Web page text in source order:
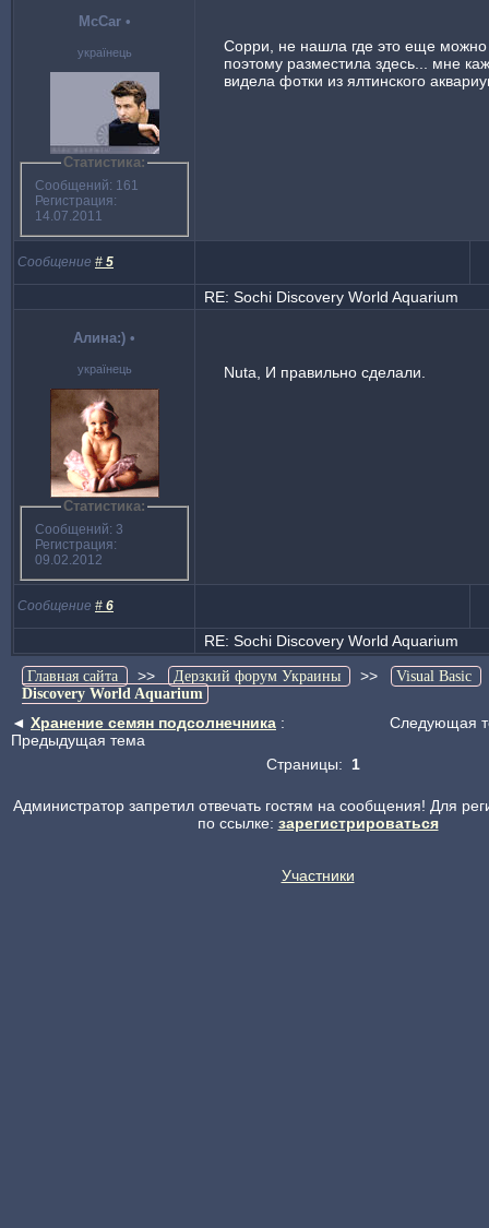
McCar •
українець
Статистика:
Сообщений: 161
Регистрация:
14.07.2011
Сорри, не нашла где это еще можно
поэтому разместила здесь... мне
видела фотки из ялтинского
Сообщение # 5
RE: Sochi Discovery World Aquarium
Алина:) •
українець
Статистика:
Сообщений: 3
Регистрация:
09.02.2012
Nuta, И правильно сделали.
Сообщение # 6
RE: Sochi Discovery World Aquarium
Главная сайта >> Дерзкий форум Украины >> Visual Basic
Discovery World Aquarium
◄ Хранение семян подсолнечника :
Предыдущая тема
Следующая
Страницы: 1
Администратор запретил отвечать гостям на сообщения! Для
по ссылке: зарегистрироваться
Участники